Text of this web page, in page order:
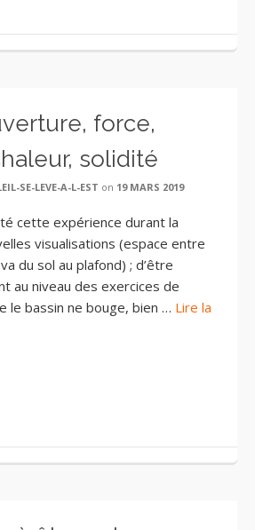
force,
solidité
SE-LEVE-A-L-EST on 19 MARS 2019
cette expérience durant la
visualisations (espace entre
du sol au plafond) ; d’être
au niveau des exercices de
le bassin ne bouge, bien … Lire la